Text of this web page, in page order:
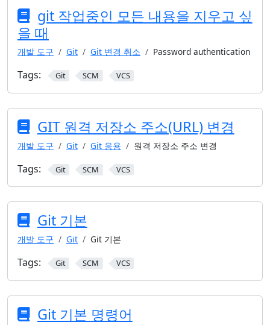
git 작업중인 모든 내용을 지우고 싶
을 때
개발 도구 Git Git 변경 취소 Password authentication
Tags: Git SCM VCS
GIT 원격 저장소 주소(URL) 변경
개발 도구 Git Git 응용 원격 저장소 주소 변경
Tags: Git SCM VCS
Git 기본
개발 도구 Git Git 기본
Tags: Git SCM VCS
Git 기본 명령어